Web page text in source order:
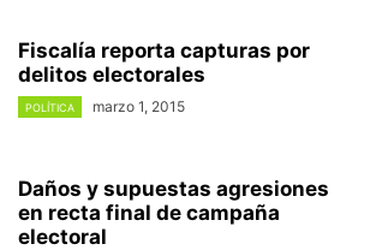
Fiscalía reporta capturas por
delitos electorales
POLÍTICA marzo 1, 2015
Daños y supuestas agresiones
en recta final de campaña
electoral